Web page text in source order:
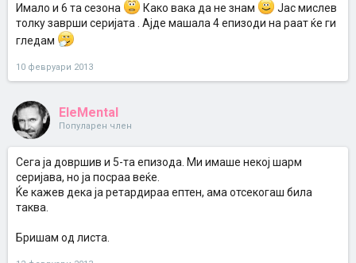
Имало и 6 та сезона Како вака да не знам
Јас мислев
толку заврши серијата . Ајде машала 4 епизоди на раат ќе ги
гледам
10 февруари 2013
EleMental
Популарен член
Сега ја довршив и 5-та епизода. Ми имаше некој шарм
серијава, но ја посраа веќе.
Ќе кажев дека ја ретардираа ептен, ама отсекогаш била
таква.
Бришам од листа.